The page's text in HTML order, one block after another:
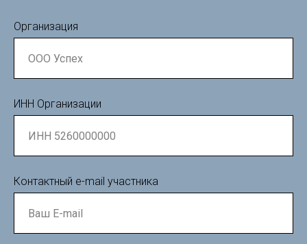
Организация
ИНН Организации
Контактный e-mail участника